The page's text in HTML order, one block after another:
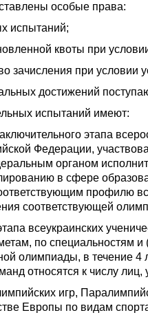
особые права:
испытаний;
квоты при
при условии
достижений
испытаний имеют:
этапа
Федерации,
органом
в сфере
профилю
соответствующей
всеукраинских
по специальностям
олимпиады, в течение 4
относятся к числу
игр,
Европы по видам